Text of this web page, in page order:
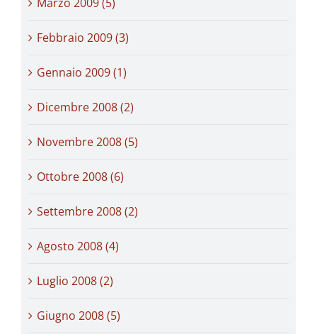
Febbraio 2009 (3)
Gennaio 2009 (1)
Dicembre 2008 (2)
Novembre 2008 (5)
Ottobre 2008 (6)
Settembre 2008 (2)
Agosto 2008 (4)
Luglio 2008 (2)
Giugno 2008 (5)